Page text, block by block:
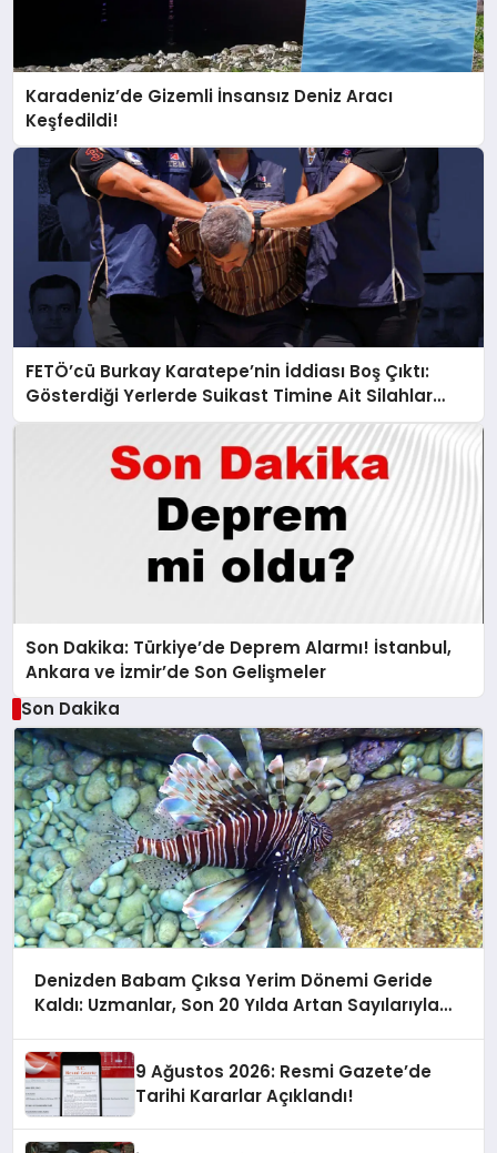
Karadeniz’de Gizemli İnsansız Deniz Aracı
Keşfedildi!
FETÖ’cü Burkay Karatepe’nin İddiası Boş Çıktı:
Gösterdiği Yerlerde Suikast Timine Ait Silahlar
Bulunamadı!
Son Dakika: Türkiye’de Deprem Alarmı! İstanbul,
Ankara ve İzmir’de Son Gelişmeler
Son Dakika
Denizden Babam Çıksa Yerim Dönemi Geride
Kaldı: Uzmanlar, Son 20 Yılda Artan Sayılarıyla
9 Ağustos 2026: Resmi Gazete’de
Tarihi Kararlar Açıklandı!